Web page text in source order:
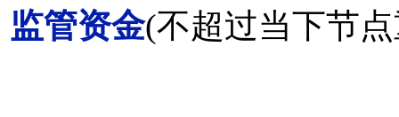
监管资金(不超过当下节